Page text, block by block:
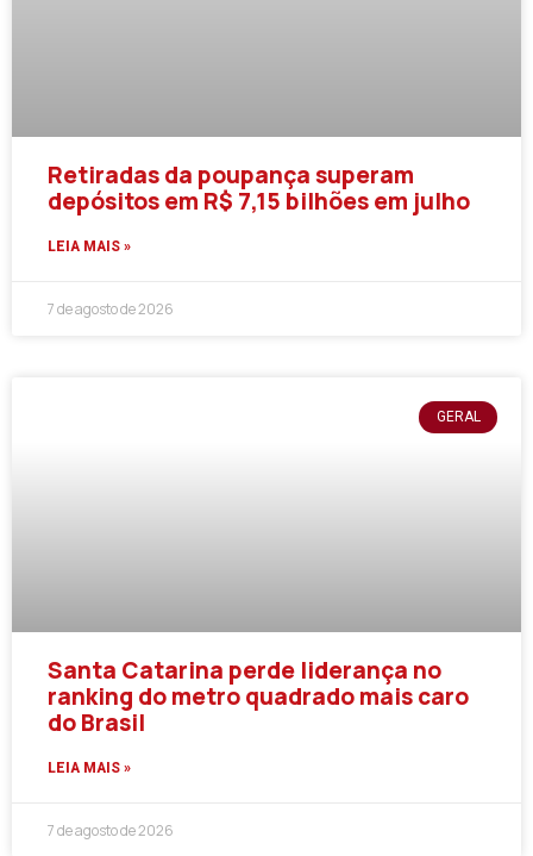
Retiradas da poupança superam
depósitos em R$ 7,15 bilhões em julho
LEIA MAIS »
7 de agosto de 2026
GERAL
Santa Catarina perde liderança no
ranking do metro quadrado mais caro
do Brasil
LEIA MAIS »
7 de agosto de 2026